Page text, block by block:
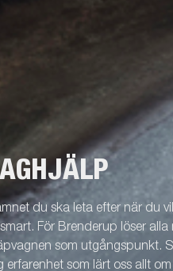
du ska leta efter när du
För Brenderup löser
som utgångspunkt.
erfarenhet som lärt oss allt